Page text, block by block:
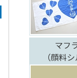
マフ
（顔料シ